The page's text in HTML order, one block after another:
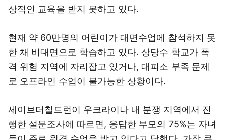
상적인 교육을 받지 못하고 있다.
현재 약 60만명의 어린이가 대면수업에 참석하지 못
한 채 비대면으로 학습하고 있다. 상당수 학교가 폭
격 위험 지역에 자리잡고 있거나, 대피소 부족 문제
로 오프라인 수업이 불가능한 상황이다.
세이브더칠드런이 우크라이나 내 분쟁 지역에서 진
행한 설문조사에 따르면, 응답한 부모의 75%는 자녀